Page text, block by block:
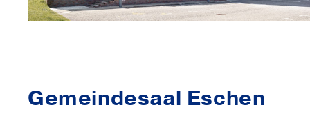
Gemeindesaal Eschen